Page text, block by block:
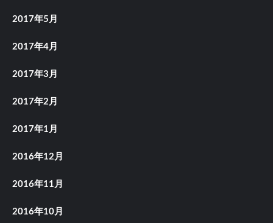
2017年5月
2017年4月
2017年3月
2017年2月
2017年1月
2016年12月
2016年11月
2016年10月